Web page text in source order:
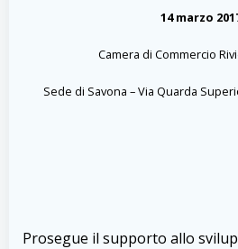
14 marzo
Camera di Commercio
Sede di Savona – Via Quarda
Prosegue il supporto allo